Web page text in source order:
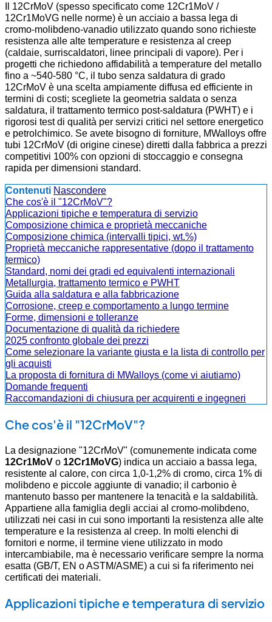
Il 12CrMoV (spesso specificato come 12Cr1MoV /
12Cr1MoVG nelle norme) è un acciaio a bassa lega di
cromo-molibdeno-vanadio utilizzato quando sono richieste
resistenza alle alte temperature e resistenza al creep
(caldaie, surriscaldatori, linee principali di vapore). Per i
progetti che richiedono affidabilità a temperature del metallo
fino a ~540-580 °C, il tubo senza saldatura di grado
12CrMoV è una scelta ampiamente diffusa ed efficiente in
termini di costi; scegliete la geometria saldata o senza
saldatura, il trattamento termico post-saldatura (PWHT) e i
rigorosi test di qualità per servizi critici nel settore energetico
e petrolchimico. Se avete bisogno di forniture, MWalloys offre
tubi 12CrMoV (di origine cinese) diretti dalla fabbrica a prezzi
competitivi 100% con opzioni di stoccaggio e consegna
rapida per dimensioni standard.
Contenuti Nascondere
Che cos'è il "12CrMoV"?
Applicazioni tipiche e temperatura di servizio
Composizione chimica e proprietà meccaniche
Composizione chimica (intervalli tipici, wt.%)
Proprietà meccaniche rappresentative (dopo il trattamento
termico)
Standard, nomi dei gradi ed equivalenti internazionali
Metallurgia, trattamento termico e PWHT
Guida alla saldatura e alla fabbricazione
Corrosione, creep e comportamento a lungo termine
Forme, dimensioni e tolleranze
Documentazione di qualità da richiedere
2025 confronto globale dei prezzi
Come selezionare la variante giusta e la lista di controllo per
gli acquisti
La proposta di fornitura di MWalloys (come vi aiutiamo)
Domande frequenti
Raccomandazioni di chiusura per acquirenti e ingegneri
Che cos'è il "12CrMoV"?
La designazione "12CrMoV" (comunemente indicata come
12Cr1MoV o 12Cr1MoVG) indica un acciaio a bassa lega,
resistente al calore, con circa 1,0-1,2% di cromo, circa 1% di
molibdeno e piccole aggiunte di vanadio; il carbonio è
mantenuto basso per mantenere la tenacità e la saldabilità.
Appartiene alla famiglia degli acciai al cromo-molibdeno,
utilizzati nei casi in cui sono importanti la resistenza alle alte
temperature e la resistenza al creep. In molti elenchi di
fornitori e norme, il termine viene utilizzato in modo
intercambiabile, ma è necessario verificare sempre la norma
esatta (GB/T, EN o ASTM/ASME) a cui si fa riferimento nei
certificati dei materiali.
Applicazioni tipiche e temperatura di servizio